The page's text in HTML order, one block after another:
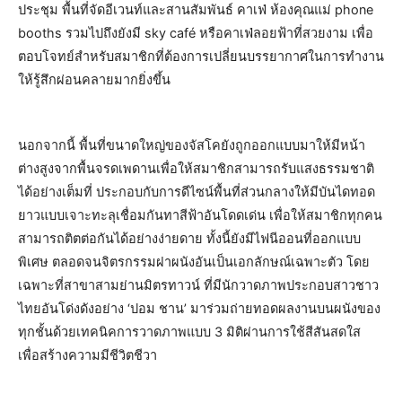
ประชุม พื้นที่จัดอีเวนท์และสานสัมพันธ์ คาเฟ่ ห้องคุณแม่ phone
booths รวมไปถึงยังมี sky café หรือคาเฟ่ลอยฟ้าที่สวยงาม เพื่อ
ตอบโจทย์สำหรับสมาชิกที่ต้องการเปลี่ยนบรรยากาศในการทำงาน
ให้รู้สึกผ่อนคลายมากยิ่งขึ้น
นอกจากนี้ พื้นที่ขนาดใหญ่ของจัสโคยังถูกออกแบบมาให้มีหน้า
ต่างสูงจากพื้นจรดเพดานเพื่อให้สมาชิกสามารถรับแสงธรรมชาติ
ได้อย่างเต็มที่ ประกอบกับการดีไซน์พื้นที่ส่วนกลางให้มีบันไดทอด
ยาวแบบเจาะทะลุเชื่อมกันทาสีฟ้าอันโดดเด่น เพื่อให้สมาชิกทุกคน
สามารถติตต่อกันได้อย่างง่ายดาย ทั้งนี้ยังมีไฟนีออนที่ออกแบบ
พิเศษ ตลอดจนจิตรกรรมฝาผนังอันเป็นเอกลักษณ์เฉพาะตัว โดย
เฉพาะที่สาขาสามย่านมิตรทาวน์ ที่มีนักวาดภาพประกอบสาวชาว
ไทยอันโด่งดังอย่าง ‘ปอม ชาน’ มาร่วมถ่ายทอดผลงานบนผนังของ
ทุกชั้นด้วยเทคนิคการวาดภาพแบบ 3 มิติผ่านการใช้สีสันสดใส
เพื่อสร้างความมีชีวิตชีวา